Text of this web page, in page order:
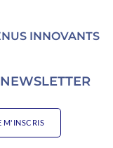
INNOVANTS